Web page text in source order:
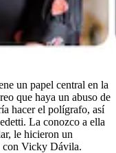
un papel central en la
que haya un abuso de
hacer el polígrafo, así
La conozco a ella
le hicieron un
con Vicky Dávila.